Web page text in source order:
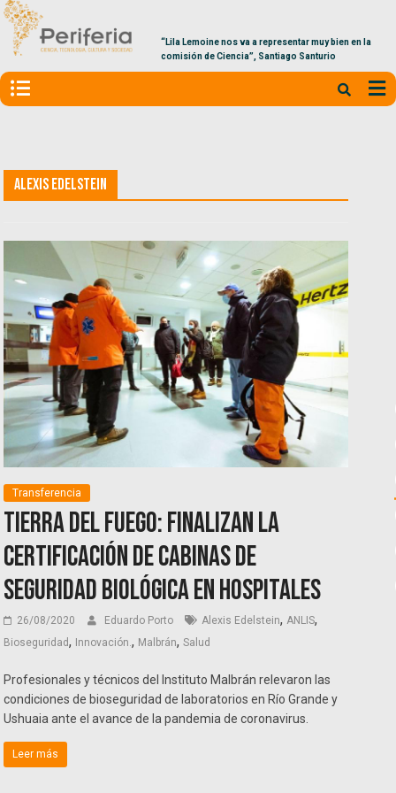
“Lila Lemoine nos va a representar muy bien en la
comisión de Ciencia”, Santiago Santurio
Alexis Edelstein
Transferencia
Tierra del Fuego: finalizan la
certificación de cabinas de
seguridad biológica en hospitales
26/08/2020 Eduardo Porto Alexis Edelstein, ANLIS,
Bioseguridad, Innovación., Malbrán,Salud
Profesionales y técnicos del Instituto Malbrán relevaron las
condiciones de bioseguridad de laboratorios en Río Grande y
Ushuaia ante el avance de la pandemia de coronavirus.
Leer más